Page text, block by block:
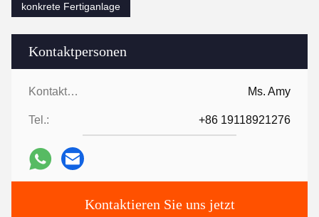
Kontaktpersonen
Kontaktpersonen: Ms. Amy
Tel.: +86 19118921276
Kontaktieren Sie uns jetzt
konkrete Fertiganlage